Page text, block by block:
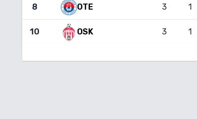
8 OTE 3 1
10 OSK 3 1